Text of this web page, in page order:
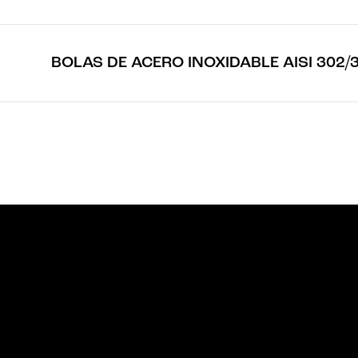
BOLAS DE ACERO INOXIDABLE AISI